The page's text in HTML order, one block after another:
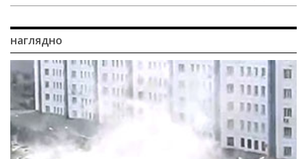
наглядно